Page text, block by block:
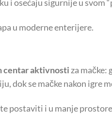
i osećaju sigurnije u svom
u moderne enterijere.
centar aktivnosti za mačke:
dok se mačke nakon igre
postaviti i u manje